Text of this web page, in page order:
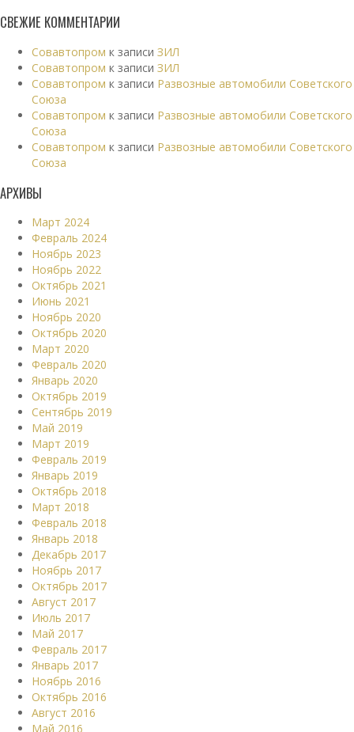
СВЕЖИЕ КОММЕНТАРИИ
Совавтопром к записи ЗИЛ
Совавтопром к записи ЗИЛ
Совавтопром к записи Развозные автомобили Советского
Союза
Совавтопром к записи Развозные автомобили Советского
Союза
Совавтопром к записи Развозные автомобили Советского
Союза
АРХИВЫ
Март 2024
Февраль 2024
Ноябрь 2023
Ноябрь 2022
Октябрь 2021
Июнь 2021
Ноябрь 2020
Октябрь 2020
Март 2020
Февраль 2020
Январь 2020
Октябрь 2019
Сентябрь 2019
Май 2019
Март 2019
Февраль 2019
Январь 2019
Октябрь 2018
Март 2018
Февраль 2018
Январь 2018
Декабрь 2017
Ноябрь 2017
Октябрь 2017
Август 2017
Июль 2017
Май 2017
Февраль 2017
Январь 2017
Ноябрь 2016
Октябрь 2016
Август 2016
Май 2016